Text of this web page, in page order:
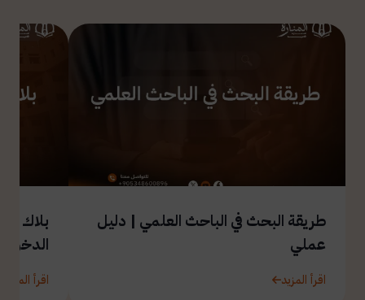
طريقة البحث في الباحث العلمي | دليل
عملي
اقرأ المزيد
بلاك
الدخول
اقرأ المزيد